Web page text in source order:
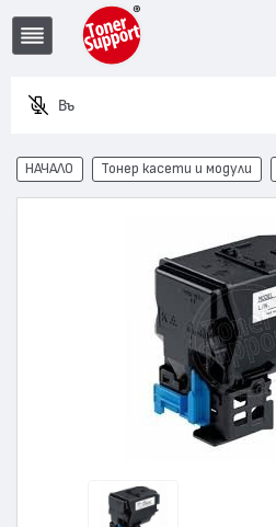
Въведет
НАЧАЛО Тонер касети и модули